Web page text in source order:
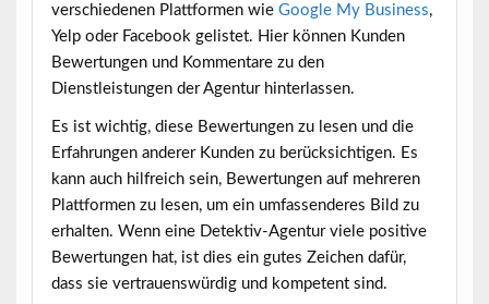
verschiedenen Plattformen wie Google My Business,
Yelp oder Facebook gelistet. Hier können Kunden
Bewertungen und Kommentare zu den
Dienstleistungen der Agentur hinterlassen.
Es ist wichtig, diese Bewertungen zu lesen und die
Erfahrungen anderer Kunden zu berücksichtigen. Es
kann auch hilfreich sein, Bewertungen auf mehreren
Plattformen zu lesen, um ein umfassenderes Bild zu
erhalten. Wenn eine Detektiv-Agentur viele positive
Bewertungen hat, ist dies ein gutes Zeichen dafür,
dass sie vertrauenswürdig und kompetent sind.